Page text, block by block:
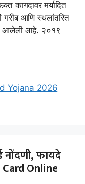
कागदावर मर्यादित
गरीब आणि स्थलांतरित
आलेली आहे. २०१९
Yojana 2026
नोंदणी, फायदे
Online